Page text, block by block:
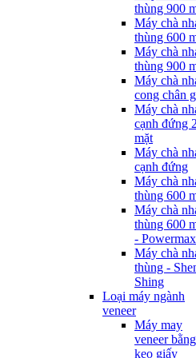
thùng 900
Máy chà
thùng 600
Máy chà
thùng 900
Máy chà
cong chân
Máy chà
cạnh đứng 2
mặt
Máy chà
cạnh đứng
Máy chà
thùng 600
Máy chà
thùng 600
- Powermax
Máy chà
thùng -
Shing
Loại máy ngành
veneer
Máy may
veneer bằng
keo giấy